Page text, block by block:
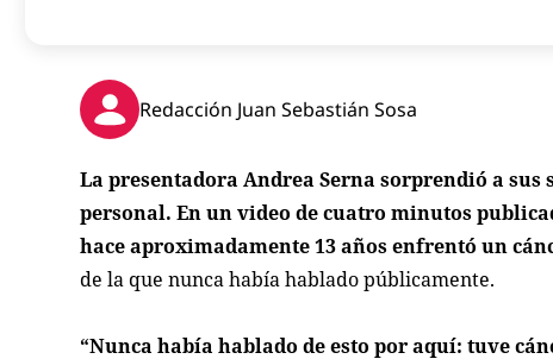
Redacción Juan Sebastián Sosa
La presentadora Andrea Serna sorprendió a
personal. En un video de cuatro minutos
hace aproximadamente 13 años enfrentó un
de la que nunca había hablado públicamente.
“Nunca había hablado de esto por aquí: tuve